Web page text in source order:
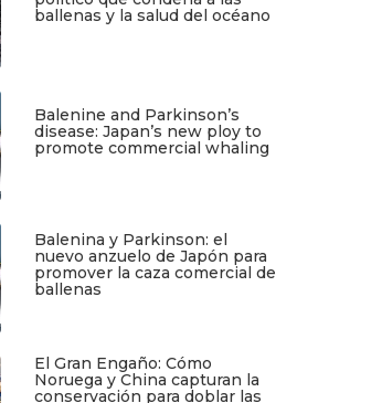
ballenas y la salud del océano
Balenine and Parkinson’s
disease: Japan’s new ploy to
promote commercial whaling
Balenina y Parkinson: el
nuevo anzuelo de Japón para
promover la caza comercial de
ballenas
El Gran Engaño: Cómo
Noruega y China capturan la
conservación para doblar las
SUSCRÍBETE
nuestra Guía de Identificación
Cetáceos de Chile, así
nuestro boletín de novedades y
cada mes.
Quiero Suscribirme